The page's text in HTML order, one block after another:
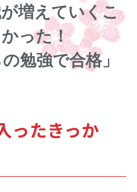
が増えていくこ
った！
勉強で合格」
ったきっか